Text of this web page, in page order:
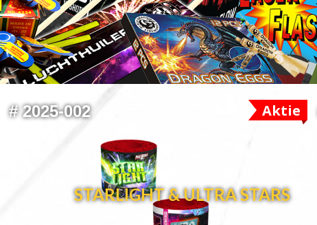
#2025-002 Aktie
STARLIGHT & ULTRA STARS